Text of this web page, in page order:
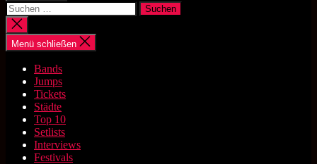
Suchen
nach:
Suche
schließen
Menü schließen
Bands
Jumps
Tickets
Städte
Top 10
Setlists
Interviews
Festivals